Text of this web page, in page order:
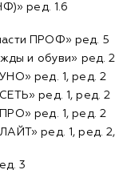
ред. 1.6
ПРОФ» ред. 5
и обуви» ред. 2
ред. 1, ред. 2
ред. 1, ред. 2
ред. 1, ред. 2
ред. 1, ред. 2,
3